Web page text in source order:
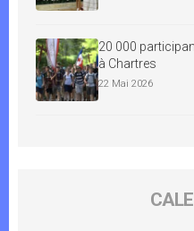
20 000
à Chartres
22 Mai 2026